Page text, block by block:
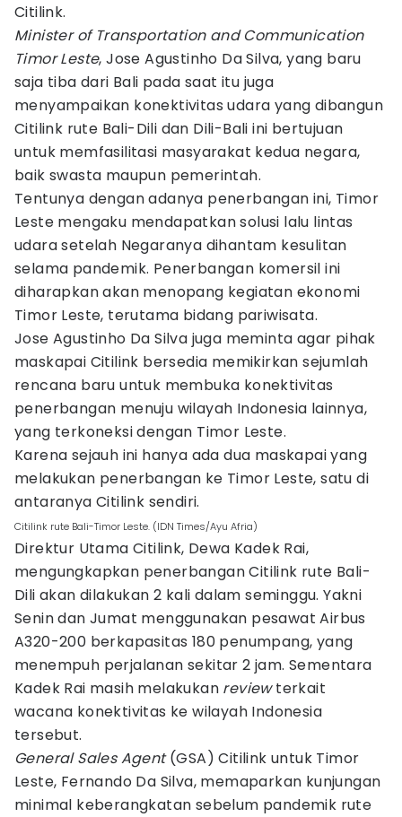
Citilink.
Minister of Transportation and Communication
Timor Leste, Jose Agustinho Da Silva, yang baru
saja tiba dari Bali pada saat itu juga
menyampaikan konektivitas udara yang dibangun
Citilink rute Bali-Dili dan Dili-Bali ini bertujuan
untuk memfasilitasi masyarakat kedua negara,
baik swasta maupun pemerintah.
Tentunya dengan adanya penerbangan ini, Timor
Leste mengaku mendapatkan solusi lalu lintas
udara setelah Negaranya dihantam kesulitan
selama pandemik. Penerbangan komersil ini
diharapkan akan menopang kegiatan ekonomi
Timor Leste, terutama bidang pariwisata.
Jose Agustinho Da Silva juga meminta agar pihak
maskapai Citilink bersedia memikirkan sejumlah
rencana baru untuk membuka konektivitas
penerbangan menuju wilayah Indonesia lainnya,
yang terkoneksi dengan Timor Leste.
Karena sejauh ini hanya ada dua maskapai yang
melakukan penerbangan ke Timor Leste, satu di
antaranya Citilink sendiri.
Citilink rute Bali-Timor Leste. (IDN Times/Ayu Afria)
Direktur Utama Citilink, Dewa Kadek Rai,
mengungkapkan penerbangan Citilink rute Bali-
Dili akan dilakukan 2 kali dalam seminggu. Yakni
Senin dan Jumat menggunakan pesawat Airbus
A320-200 berkapasitas 180 penumpang, yang
menempuh perjalanan sekitar 2 jam. Sementara
Kadek Rai masih melakukan reviewterkait
wacana konektivitas ke wilayah Indonesia
tersebut.
General Sales Agent(GSA) Citilink untuk Timor
Leste, Fernando Da Silva, memaparkan kunjungan
minimal keberangkatan sebelum pandemik rute